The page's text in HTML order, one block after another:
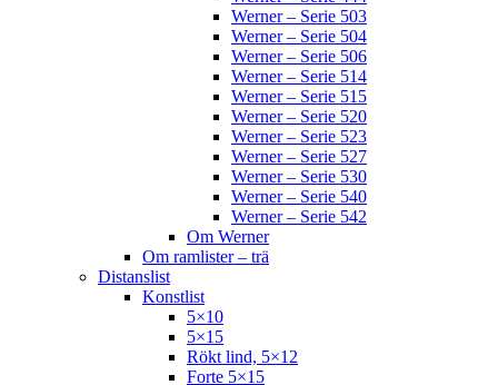
Werner – Serie 503
Werner – Serie 504
Werner – Serie 506
Werner – Serie 514
Werner – Serie 515
Werner – Serie 520
Werner – Serie 523
Werner – Serie 527
Werner – Serie 530
Werner – Serie 540
Werner – Serie 542
Om Werner
Om ramlister – trä
Distanslist
Konstlist
5×10
5×15
Rökt lind, 5×12
Forte 5×15